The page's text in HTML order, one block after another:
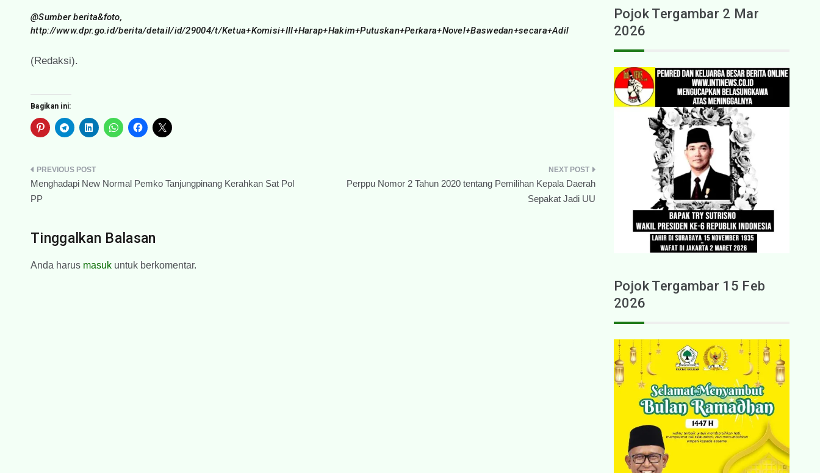
@Sumber berita&foto,
http://www.dpr.go.id/berita/detail/id/29004/t/Ketua+Komisi+III+Harap+Hakim+Putuskan+Perkara+Novel+Baswedan+secara+Adil
(Redaksi).
Bagikan ini:
Navigasi
pos
Menghadapi New Normal Pemko Tanjungpinang Kerahkan Sat Pol
PP
Perppu Nomor 2 Tahun 2020 tentang Pemilihan Kepala Daerah
Sepakat Jadi UU
Tinggalkan Balasan
Anda harus masuk untuk berkomentar.
Pojok Tergambar 2 Mar
2026
Pojok Tergambar 15 Feb
2026